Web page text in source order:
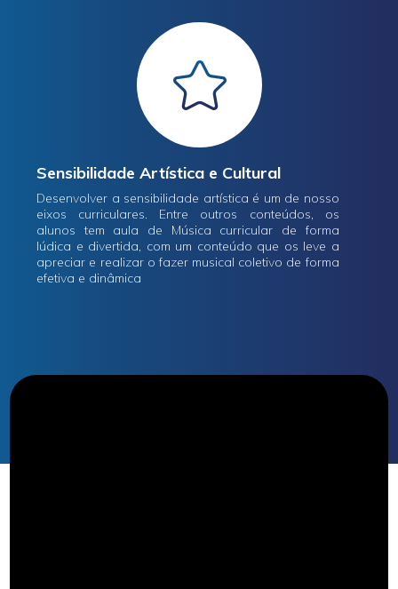
Sensibilidade Artística e Cultural
Desenvolver a sensibilidade artística é um de nosso
eixos curriculares. Entre outros conteúdos, os
alunos tem aula de Música curricular de forma
lúdica e divertida, com um conteúdo que os leve a
apreciar e realizar o fazer musical coletivo de forma
efetiva e dinâmica